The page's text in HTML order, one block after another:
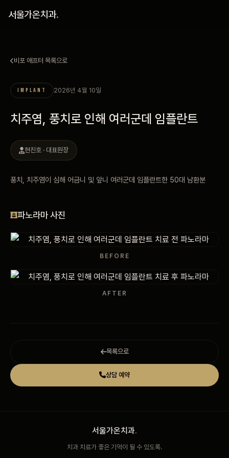
서울가온치과.
커뮤니티
안내
예약 안내
블로그
비포 애프터
공지사항
비포 애프터 목록으로
IMPLANT 2026년 4월 10일
치주염, 풍치로 인해 여러군데 임플란트
현진호 · 대표원장
풍치, 치주염이 심해 어금니 및 앞니 여러군데 임플란트한 50대 남환분
파노라마 사진
BEFORE
AFTER
목록으로
상담 예약
서울가온치과.
치과 치료가 좋은 기억이 될 수 있도록.